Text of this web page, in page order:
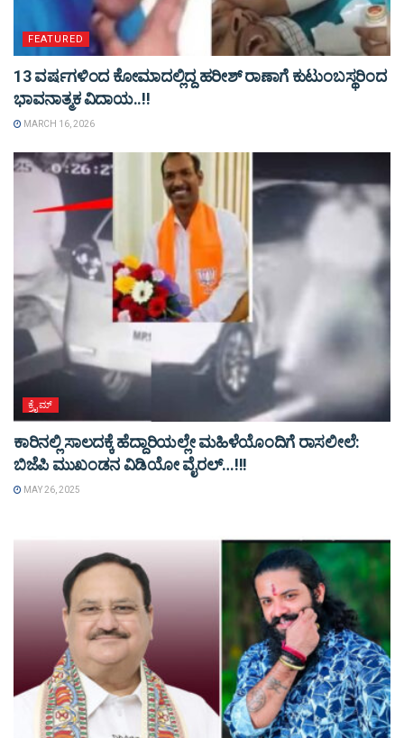
FEATURED
13 ವರ್ಷಗಳಿಂದ ಕೋಮಾದಲ್ಲಿದ್ದ ಹರೀಶ್ ರಾಣಾಗೆ ಕುಟುಂಬಸ್ಥರಿಂದ
ಭಾವನಾತ್ಮಕ ವಿದಾಯ..!!
MARCH 16, 2026
ಕ್ರೈಮ್
ಕಾರಿನಲ್ಲಿ ಸಾಲದಕ್ಕೆ ಹೆದ್ದಾರಿಯಲ್ಲೇ ಮಹಿಳೆಯೊಂದಿಗೆ ರಾಸಲೀಲೆ:
ಬಿಜೆಪಿ ಮುಖಂಡನ ವಿಡಿಯೋ ವೈರಲ್…!!!
MAY 26, 2025